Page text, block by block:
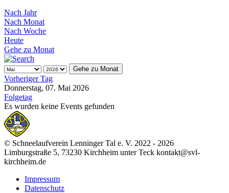
Nach Jahr
Nach Monat
Nach Woche
Heute
Gehe zu Monat
Gehe zu Monat
Vorheriger Tag
Donnerstag, 07. Mai 2026
Folgetag
Es wurden keine Events gefunden
© Schneelaufverein Lenninger Tal e. V. 2022 - 2026
Limburgstraße 5, 73230 Kirchheim unter Teck kontakt@svl-
kirchheim.de
Impressum
Datenschutz